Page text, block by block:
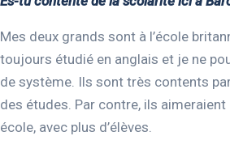
Mes deux grands sont à l’école
toujours étudié en anglais et je ne
de système. Ils sont très contents
des études. Par contre, ils aimeraient
école, avec plus d’élèves.